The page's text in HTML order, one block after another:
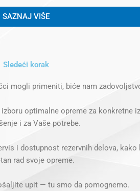
SAZNAJ VIŠE
Sledeći korak
mogli primeniti, biće nam
optimalne opreme za konkretne
i za Vaše potrebe.
i dostupnost rezervnih delova,
rad svoje opreme.
upit — tu smo da pomognemo.